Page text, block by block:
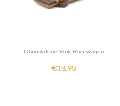
Chocolaterie Vink Racewagen
€14,95